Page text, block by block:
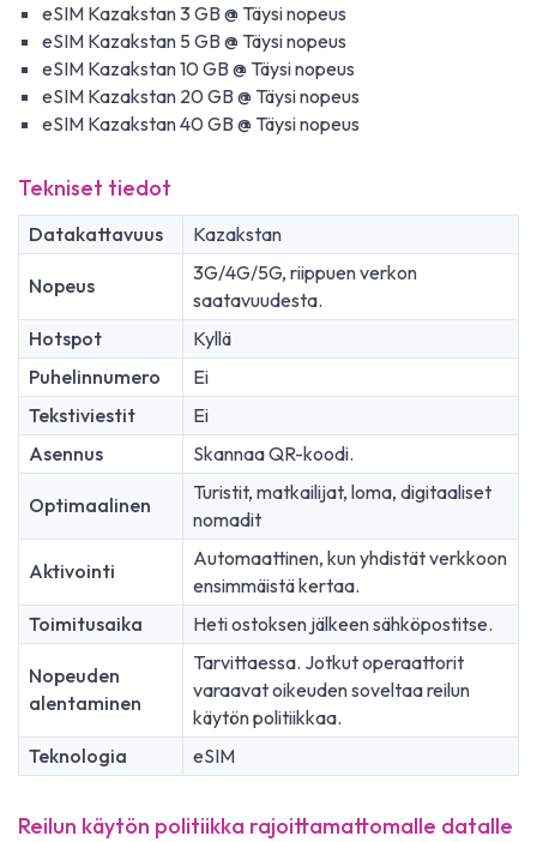
eSIM Kazakstan 3 GB @ Täysi nopeus
eSIM Kazakstan 5 GB @ Täysi nopeus
eSIM Kazakstan 10 GB @ Täysi nopeus
eSIM Kazakstan 20 GB @ Täysi nopeus
eSIM Kazakstan 40 GB @ Täysi nopeus
Tekniset tiedot
Datakattavuus Kazakstan
Nopeus
3G/4G/5G, riippuen verkon
saatavuudesta.
Hotspot
Kyllä
Puhelinnumero
Ei
Tekstiviestit
Ei
Asennus
Skannaa QR-koodi.
Optimaalinen
Turistit, matkailijat, loma, digitaaliset
nomadit
Aktivointi
Automaattinen, kun yhdistät verkkoon
ensimmäistä kertaa.
Toimitusaika
Heti ostoksen jälkeen sähköpostitse.
Nopeuden
alentaminen
Tarvittaessa. Jotkut operaattorit
varaavat oikeuden soveltaa reilun
käytön politiikkaa.
Teknologia
eSIM
Reilun käytön politiikka rajoittamattomalle datalle